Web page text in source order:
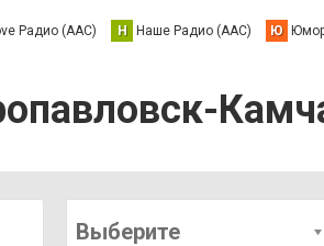
Радио (AAC) Н Наше Радио (AAC) Ю
Выберите